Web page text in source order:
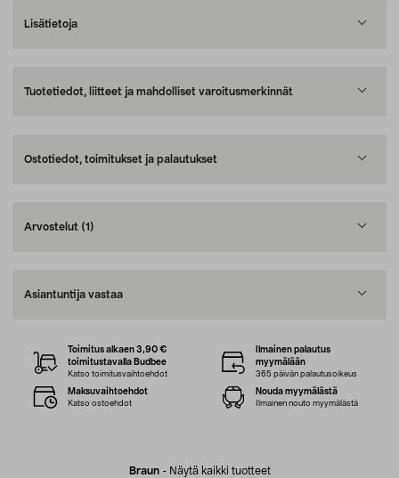
Lisätietoja
Tuotetiedot, liitteet ja mahdolliset varoitusmerkinnät
Ostotiedot, toimitukset ja palautukset
Arvostelut (1)
Asiantuntija vastaa
Braun- Näytä kaikki tuotteet
Toimitus alkaen 3,90 €
toimitustavalla Budbee
Katso toimitusvaihtoehdot
Ilmainen palautus
myymälään
365 päivän palautusoikeus
Maksuvaihtoehdot
Katso ostoehdot
Nouda myymälästä
Ilmainen nouto myymälästä